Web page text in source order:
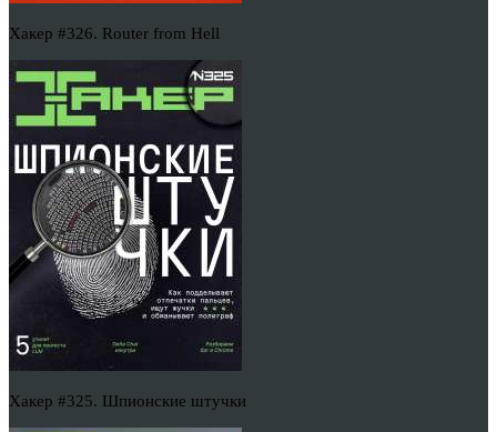
Хакер #326. Router from Hell
Хакер #325. Шпионские штучки